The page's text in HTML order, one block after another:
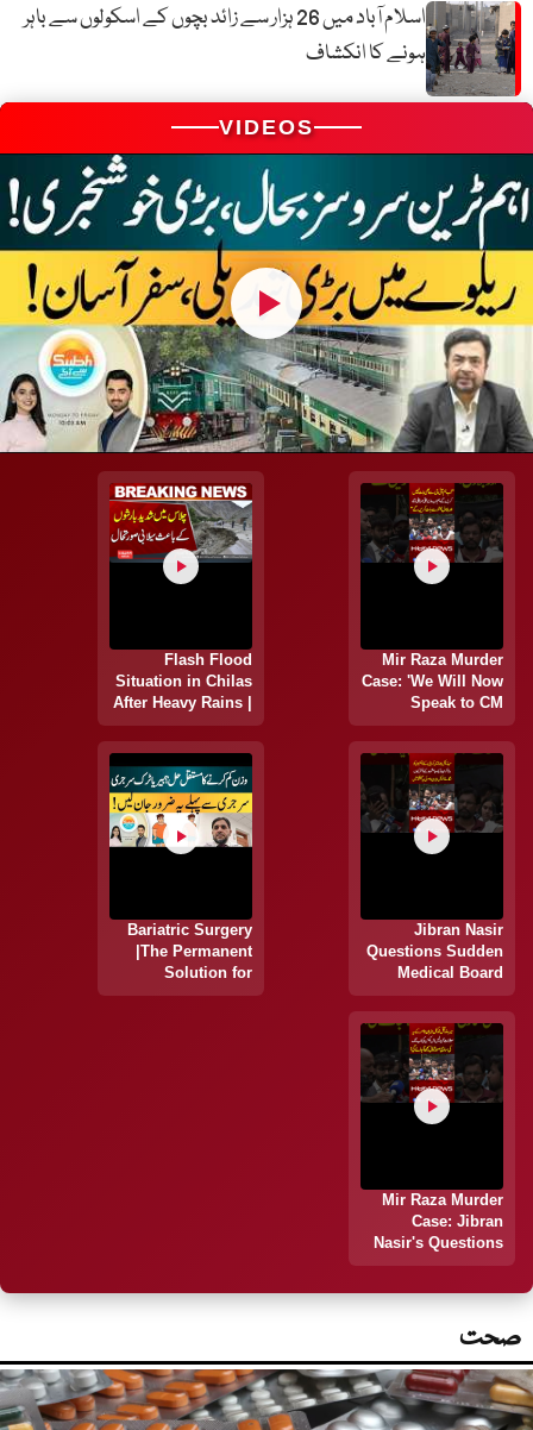
اسلام آباد میں 26 ہزار سے زائد بچوں کے اسکولوں سے باہر
ہونے کا انکشاف
Mir Raza Murder
Case: 'We Will Now
Speak to CM
Murad Ali Shah
and Bilawal Bhutto'
| Hum News
Flash Flood
Situation in Chilas
After Heavy Rains |
Latest Update |
Breaking News |
Hum News
Jibran Nasir
Questions Sudden
Medical Board
Changes in Mir
Raza Murder Case |
Hum News |
Pakistan
Bariatric Surgery
|The Permanent
Solution for
Weight Loss? |
Mir Raza Murder
Case: Jibran
Nasir's Questions
Explain the Entire
VIDEOS
صحت